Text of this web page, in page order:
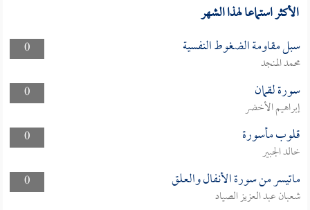
الأكثر استماعا لهذا الشهر
0 سبل مقاومة الضغوط النفسية
محمد المنجد
0
سورة لقمان
إبراهيم الأخضر
0
قلوب مأسورة
خالد الجبير
0
ماتيسر من سورة الأنفال والعلق
شعبان عبد العزيز الصياد